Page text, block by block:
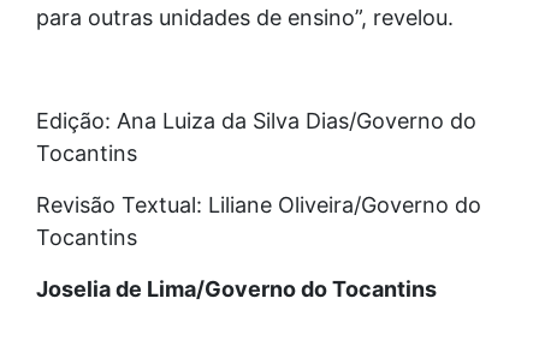
para outras unidades de ensino”, revelou.
Edição: Ana Luiza da Silva Dias/Governo do
Tocantins
Revisão Textual: Liliane Oliveira/Governo do
Tocantins
Joselia de Lima/Governo do Tocantins